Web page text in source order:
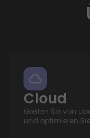
Cloud
Greifen Sie von
und optimieren